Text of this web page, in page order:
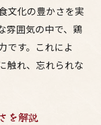
足感とは
を過ごすコツ
鳥体験術
魅力
味しさの秘密
料理の特徴
文化の豊かさを実
雰囲気の中で、鶏
です。これによ
触れ、忘れられな
を解説